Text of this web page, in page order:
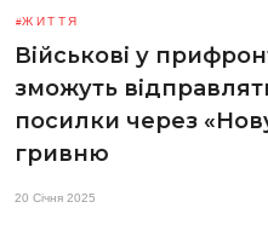
ЖИТТЯ
Військові у
зможуть
посилки через
гривню
20 Січня 2025